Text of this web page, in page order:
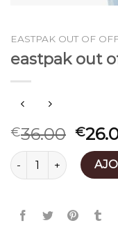
EASTPAK OUT OF
eastpak out
€36.00 €
quantité de eastpak